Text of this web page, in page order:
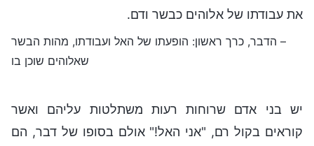
את עבודתו של אלוהים כבשר ודם.
– הדבר, כרך ראשון: הופעתו של האל ועבודתו, מהות הבשר
שאלוהים שוכן בו
יש בני אדם שרוחות רעות משתלטות עליהם ואשר
קוראים בקול רם, "אני האל!" אולם בסופו של דבר, הם